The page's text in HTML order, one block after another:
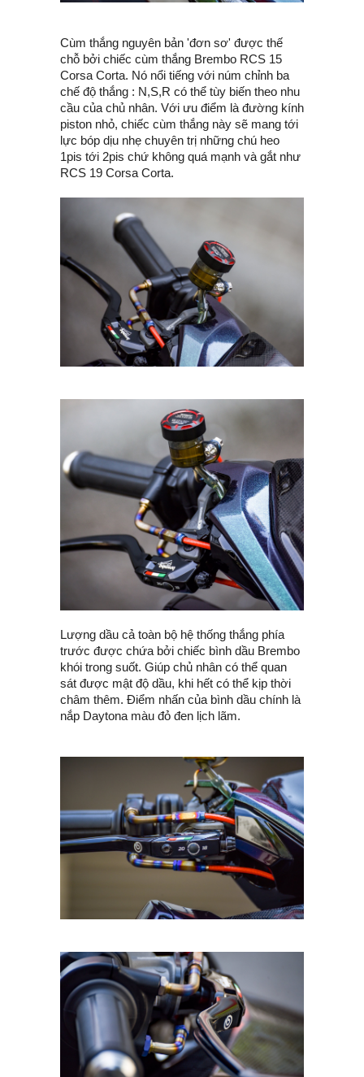
Cùm thắng nguyên bản 'đơn sơ' được thế
chỗ bởi chiếc cùm thắng Brembo RCS 15
Corsa Corta. Nó nổi tiếng với núm chỉnh ba
chế độ thắng : N,S,R có thể tùy biến theo nhu
cầu của chủ nhân. Với ưu điểm là đường kính
piston nhỏ, chiếc cùm thắng này sẽ mang tới
lực bóp dịu nhẹ chuyên trị những chú heo
1pis tới 2pis chứ không quá mạnh và gắt như
RCS 19 Corsa Corta.
Lượng dầu cả toàn bộ hệ thống thắng phía
trước được chứa bởi chiếc bình dầu Brembo
khói trong suốt. Giúp chủ nhân có thể quan
sát được mật độ dầu, khi hết có thể kịp thời
châm thêm. Điểm nhấn của bình dầu chính là
nắp Daytona màu đỏ đen lịch lãm.